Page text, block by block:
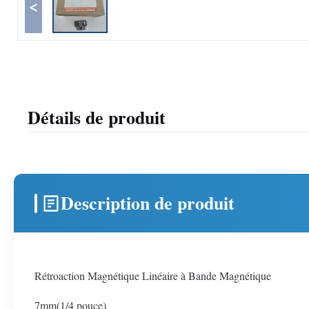
<
Détails de produit
Description de produit
Rétroaction Magnétique Linéaire à Bande Magnétique
7mm(1/4 pouce)